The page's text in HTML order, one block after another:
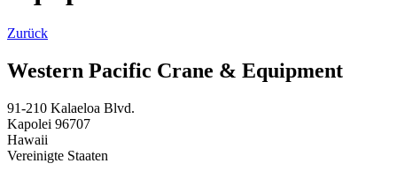
Zurück
Western Pacific Crane & Equipment
91-210 Kalaeloa Blvd.
Kapolei 96707
Hawaii
Vereinigte Staaten